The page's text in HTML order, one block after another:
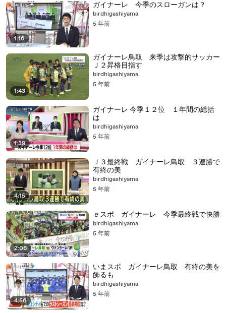
1:16
ガイナーレ 今季のスローガンは？
birdhigashiyama
5 年前
1:43
ガイナーレ鳥取 来季は攻撃的サッカー
Ｊ２昇格目指す
birdhigashiyama
5 年前
1:39
ガイナーレ 今季１２位 １年間の総括
は
birdhigashiyama
5 年前
4:15
Ｊ３最終戦 ガイナーレ鳥取 ３連勝で
有終の美
birdhigashiyama
5 年前
2:06
ｅスポ ガイナーレ 今季最終戦で快勝
birdhigashiyama
5 年前
4:56
いまスポ ガイナーレ鳥取 有終の美を
飾るも
birdhigashiyama
5 年前